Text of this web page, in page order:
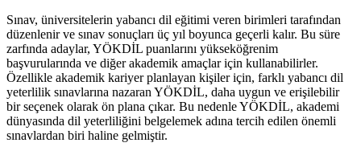
Sınav, üniversitelerin yabancı dil eğitimi veren birimleri tarafından
düzenlenir ve sınav sonuçları üç yıl boyunca geçerli kalır. Bu süre
zarfında adaylar, YÖKDİL puanlarını yükseköğrenim
başvurularında ve diğer akademik amaçlar için kullanabilirler.
Özellikle akademik kariyer planlayan kişiler için, farklı yabancı dil
yeterlilik sınavlarına nazaran YÖKDİL, daha uygun ve erişilebilir
bir seçenek olarak ön plana çıkar. Bu nedenle YÖKDİL, akademi
dünyasında dil yeterliliğini belgelemek adına tercih edilen önemli
sınavlardan biri haline gelmiştir.